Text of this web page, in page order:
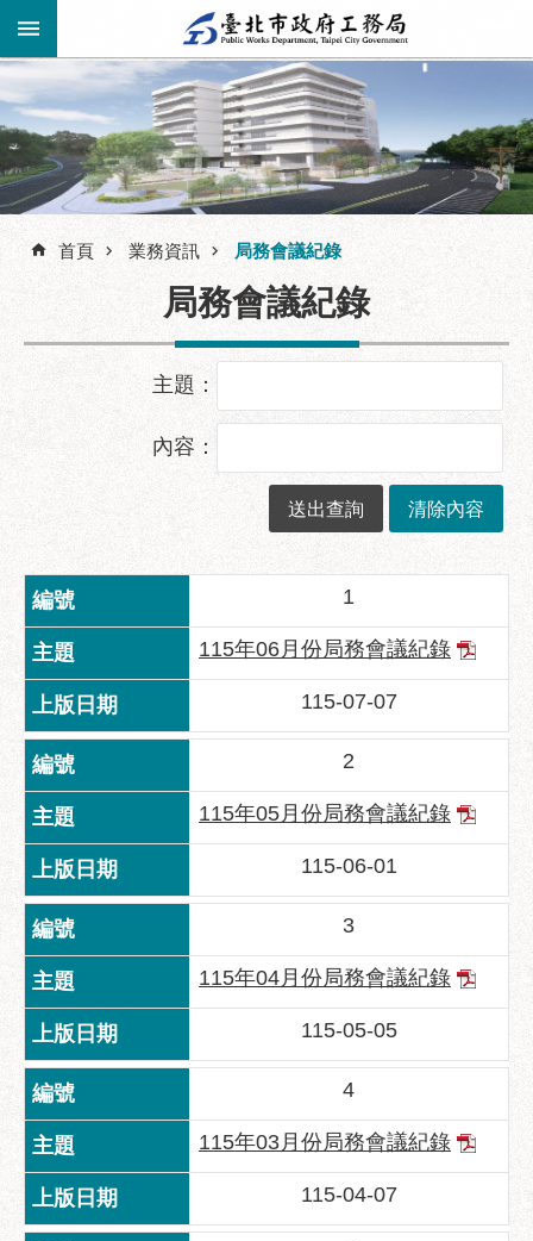
跳到主要內容區塊
進
階
搜
公
告
資
訊
服
關
介
務
資
訊
資
訊
公
開
良
事
蹟
影
音
專
區
性
別
主
流
化
首頁 業務資訊 局務會議紀錄
局務會議紀錄
主題：
內容：
1
115年06月份局務會議紀錄
115-07-07
2
115年05月份局務會議紀錄
115-06-01
3
115年04月份局務會議紀錄
115-05-05
4
115年03月份局務會議紀錄
115-04-07